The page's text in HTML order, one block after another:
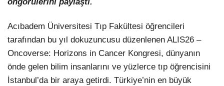
Acıbadem Üniversitesi Tıp Fakültesi öğrencileri
tarafından bu yıl dokuzuncusu düzenlenen ALIS26 –
Oncoverse: Horizons in Cancer Kongresi, dünyanın
önde gelen bilim insanlarını ve yüzlerce tıp öğrencisini
İstanbul’da bir araya getirdi. Türkiye’nin en büyük